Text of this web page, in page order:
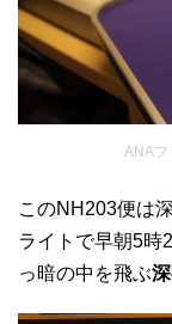
ANA
このNH203便は
ライトで早朝5時
っ暗の中を飛ぶ